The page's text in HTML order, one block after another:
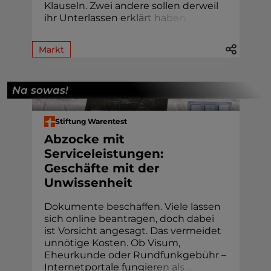
Klauseln. Zwei andere sollen derweil
ihr Unterlassen erklärt habe
Markt
Na sowas!
Stiftung Warentest
Abzocke mit
Serviceleistungen:
Geschäfte mit der
Unwissenheit
Dokumente beschaffen. Viele lassen
sich online beantragen, doch dabei
ist Vorsicht angesagt. Das vermeidet
unnötige Kosten. Ob Visum,
Eheur­kunde oder Rund­funk­gebühr –
Internetportale fungieren als